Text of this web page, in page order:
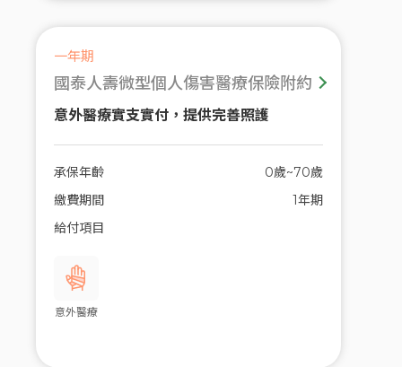
一年期
國泰人壽微型個人傷害醫療保險附約
意外醫療實支實付，提供完善照護
承保年齡
0歲~70歲
繳費期間
1年期
給付項目
意外醫療